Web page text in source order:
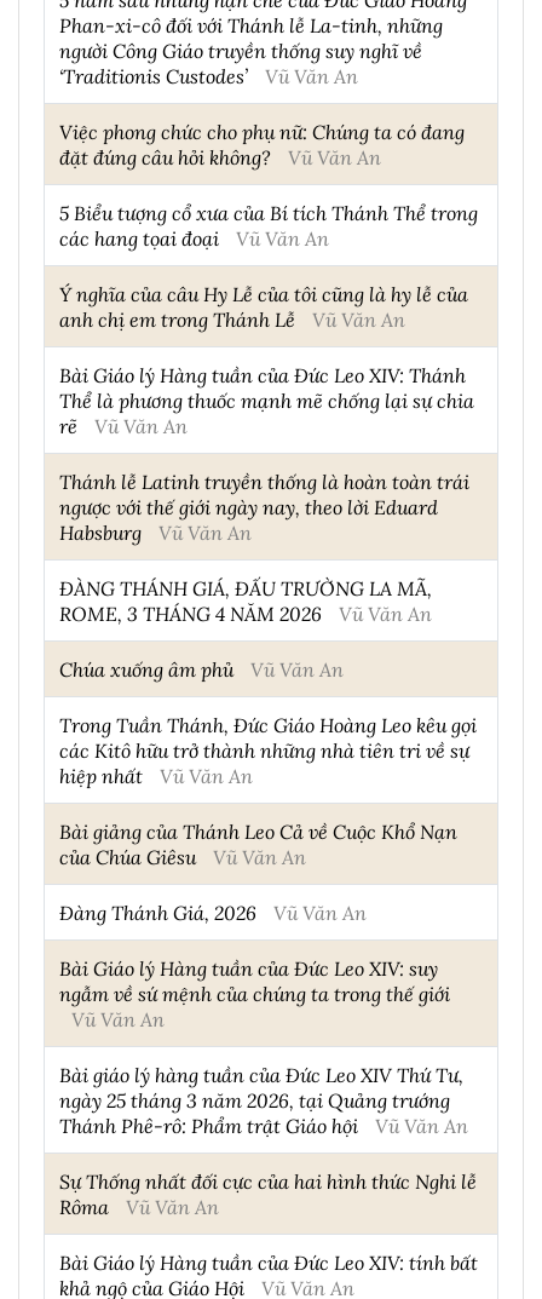
Phan-xi-cô đối với Thánh lễ La-tinh, những
người Công Giáo truyền thống suy nghĩ về
‘Traditionis Custodes’
Vũ Văn An
Việc phong chức cho phụ nữ: Chúng ta có đang
đặt đúng câu hỏi không?
Vũ Văn An
5 Biểu tượng cổ xưa của Bí tích Thánh Thể trong
các hang tọai đoại
Vũ Văn An
Ý nghĩa của câu Hy Lễ của tôi cũng là hy lễ của
anh chị em trong Thánh Lễ
Vũ Văn An
Bài Giáo lý Hàng tuần của Đức Leo XIV: Thánh
Thể là phương thuốc mạnh mẽ chống lại sự chia
rẽ
Vũ Văn An
Thánh lễ Latinh truyền thống là hoàn toàn trái
ngược với thế giới ngày nay, theo lời Eduard
Habsburg
Vũ Văn An
ĐÀNG THÁNH GIÁ, ĐẤU TRƯỜNG LA MÃ,
ROME, 3 THÁNG 4 NĂM 2026
Vũ Văn An
Chúa xuống âm phủ Vũ Văn An
Trong Tuần Thánh, Đức Giáo Hoàng Leo kêu gọi
các Kitô hữu trở thành những nhà tiên tri về sự
hiệp nhất
Vũ Văn An
Bài giảng của Thánh Leo Cả về Cuộc Khổ Nạn
của Chúa Giêsu
Vũ Văn An
Đàng Thánh Giá, 2026 Vũ Văn An
Bài Giáo lý Hàng tuần của Đức Leo XIV: suy
ngẫm về sứ mệnh của chúng ta trong thế giới
Vũ Văn An
Bài giáo lý hàng tuần của Đức Leo XIV Thứ Tư,
ngày 25 tháng 3 năm 2026, tại Quảng trướng
Thánh Phê-rô: Phẩm trật Giáo hội
Vũ Văn An
Sự Thống nhất đối cực của hai hình thức Nghi lễ
Rôma
Vũ Văn An
Bài Giáo lý Hàng tuần của Đức Leo XIV: tính bất
khả ngộ của Giáo Hội
Vũ Văn An